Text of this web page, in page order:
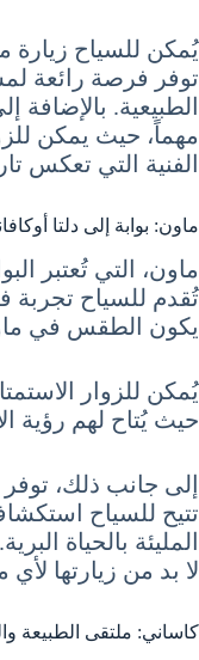
يُمكن للسياح زيارة
توفر فرصة رائعة
الطبيعية. بالإضافة
مهماً، حيث يمكن
الفنية التي تعكس
ماون: بوابة إلى دلتا
ماون، التي تُعتبر
تُقدم للسياح تجربة
يكون الطقس في ماون
يُمكن للزوار
حيث يُتاح لهم رؤية
إلى جانب ذلك،
تتيح للسياح
المليئة بالحياة
لا بد من زيارتها
كاساني: ملتقى الطبيعة